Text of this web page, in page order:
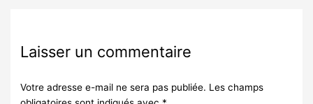
Laisser un commentaire
Votre adresse e-mail ne sera pas publiée. Les champs